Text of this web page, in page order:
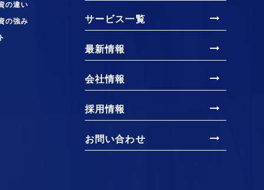
の違い
の強み
サービス一覧 arrow_right_alt
最新情報 arrow_right_alt
会社情報 arrow_right_alt
採用情報 arrow_right_alt
お問い合わせ arrow_right_alt